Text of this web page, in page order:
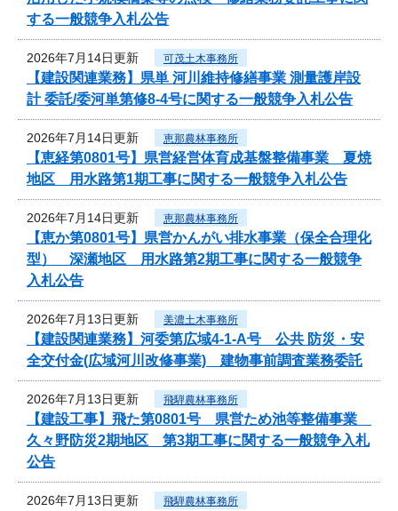
する一般競争入札公告
2026年7月14日更新 可茂土木事務所
【建設関連業務】県単 河川維持修繕事業 測量護岸設
計 委託/委河単第修8-4号に関する一般競争入札公告
2026年7月14日更新 恵那農林事務所
【恵経第0801号】県営経営体育成基盤整備事業 夏焼
地区 用水路第1期工事に関する一般競争入札公告
2026年7月14日更新 恵那農林事務所
【恵か第0801号】県営かんがい排水事業（保全合理化
型） 深瀬地区 用水路第2期工事に関する一般競争
入札公告
2026年7月13日更新 美濃土木事務所
【建設関連業務】河委第広域4-1-A号 公共 防災・安
全交付金(広域河川改修事業) 建物事前調査業務委託
2026年7月13日更新 飛騨農林事務所
【建設工事】飛た第0801号 県営ため池等整備事業
久々野防災2期地区 第3期工事に関する一般競争入札
公告
2026年7月13日更新 飛騨農林事務所